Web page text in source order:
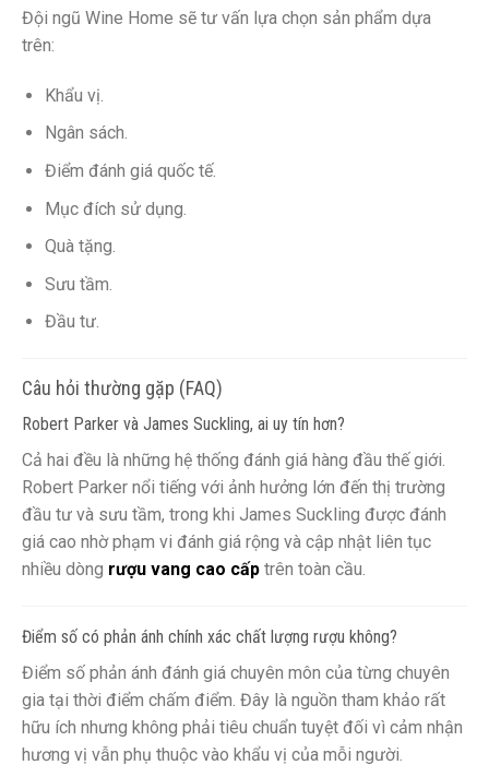
Đội ngũ Wine Home sẽ tư vấn lựa chọn sản phẩm dựa
trên:
Khẩu vị.
Ngân sách.
Điểm đánh giá quốc tế.
Mục đích sử dụng.
Quà tặng.
Sưu tầm.
Đầu tư.
Câu hỏi thường gặp (FAQ)
Robert Parker và James Suckling, ai uy tín hơn?
Cả hai đều là những hệ thống đánh giá hàng đầu thế giới.
Robert Parker nổi tiếng với ảnh hưởng lớn đến thị trường
đầu tư và sưu tầm, trong khi James Suckling được đánh
giá cao nhờ phạm vi đánh giá rộng và cập nhật liên tục
nhiều dòng rượu vang cao cấp trên toàn cầu.
Điểm số có phản ánh chính xác chất lượng rượu không?
Điểm số phản ánh đánh giá chuyên môn của từng chuyên
gia tại thời điểm chấm điểm. Đây là nguồn tham khảo rất
hữu ích nhưng không phải tiêu chuẩn tuyệt đối vì cảm nhận
hương vị vẫn phụ thuộc vào khẩu vị của mỗi người.